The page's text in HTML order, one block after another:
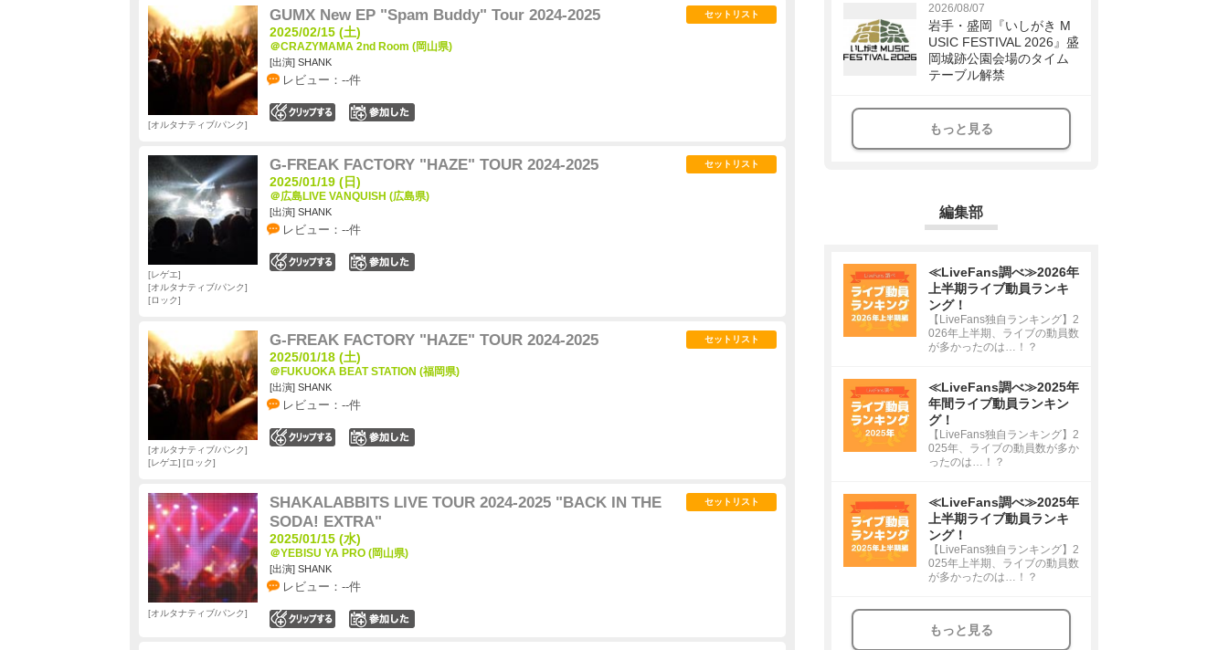
GUMX New EP "Spam Buddy" Tour 2024-2025
2025/02/15 (土)
＠CRAZYMAMA 2nd Room (岡山県)
[出演] SHANK
レビュー：--件
セットリスト
オルタナティブ/パンク
G-FREAK FACTORY "HAZE" TOUR 2024-2025
2025/01/19 (日)
＠広島LIVE VANQUISH (広島県)
[出演] SHANK
レビュー：--件
セットリスト
レゲエ
オルタナティブ/パンク
ロック
G-FREAK FACTORY "HAZE" TOUR 2024-2025
2025/01/18 (土)
＠FUKUOKA BEAT STATION (福岡県)
[出演] SHANK
レビュー：--件
セットリスト
オルタナティブ/パンク
レゲエ
ロック
SHAKALABBITS LIVE TOUR 2024-2025 "BACK IN THE
SODA! EXTRA"
2025/01/15 (水)
＠YEBISU YA PRO (岡山県)
[出演] SHANK
レビュー：--件
セットリスト
オルタナティブ/パンク
2026/08/07
岩手・盛岡『いしがき M
USIC FESTIVAL 2026』盛
岡城跡公園会場のタイム
テーブル解禁
もっと見る
編集部
≪LiveFans調べ≫2026年
上半期ライブ動員ランキ
ング！
【LiveFans独自ランキング】2
026年上半期、ライブの動員数
が多かったのは…！？
≪LiveFans調べ≫2025年
年間ライブ動員ランキン
グ！
【LiveFans独自ランキング】2
025年、ライブの動員数が多か
ったのは…！？
≪LiveFans調べ≫2025年
上半期ライブ動員ランキ
ング！
【LiveFans独自ランキング】2
025年上半期、ライブの動員数
が多かったのは…！？
もっと見る